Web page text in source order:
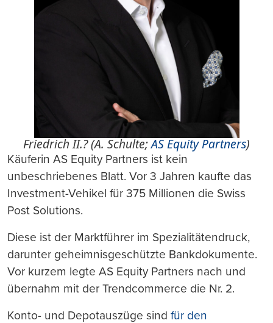
Friedrich II.? (A. Schulte;AS Equity Partners)
Käuferin AS Equity Partners ist kein
unbeschriebenes Blatt. Vor 3 Jahren kaufte das
Investment-Vehikel für 375 Millionen die Swiss
Post Solutions.
Diese ist der Marktführer im Spezialitätendruck,
darunter geheimnisgeschützte Bankdokumente.
Vor kurzem legte AS Equity Partners nach und
übernahm mit der Trendcommerce die Nr. 2.
Konto- und Depotauszüge sind für den